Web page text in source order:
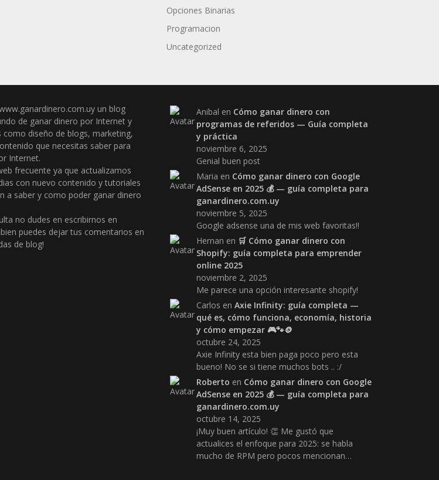
Opciones Binarias
Programacion
Uncategorized
un blog
de ganar dinero por Internet y
como diseño de blogs, marketing,
que necesitas saber para
Internet.
frecuente ya que actualizamos
con nuevo contenido y tutoriales
a saber y como poder ganar dinero
no dudes en escribirnos en
puedes dejar tus comentarios en
de blog!
Anibal en Cómo ganar dinero con
programas de referidos — Guía completa
y práctica
noviembre 6, 2025
Genial buen post
Maria en Cómo ganar dinero con Google
AdSense en 2025 💰 — guía completa para
ganardinero.com.uy
noviembre 5, 2025
Google adsense una de mis web favoritas!!
Hernan en 🛒 Cómo ganar dinero con
Shopify: guía completa para emprender
online 2025
noviembre 2, 2025
Me parece una opción interesante shopify!
Carlos enAxie Infinity: guía completa —
qué es, cómo funciona, economía, historia
y cómo empezar 🎮🐾🪙
octubre 24, 2025
Axie Infinity esta bien paga poco pero esta
bueno! No se si tiene muchos bots .. :/
Roberto en Cómo ganar dinero con Google
AdSense en 2025 💰 — guía completa para
ganardinero.com.uy
octubre 14, 2025
¡Muy buen artículo! 👏 Me gustó que
actualices el enfoque para 2025: se habla
mucho de RPM pero pocos mencionan…